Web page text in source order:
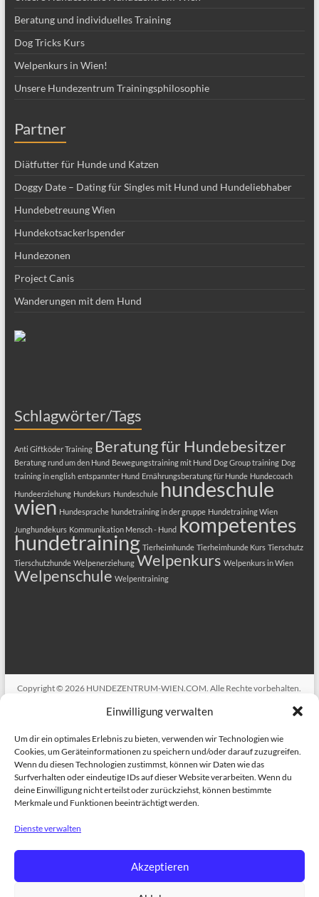
Einwilligung verwalten
Um dir ein optimales Erlebnis zu bieten, verwenden wir Technologien wie
Cookies, um Geräteinformationen zu speichern und/oder darauf zuzugreifen.
Wenn du diesen Technologien zustimmst, können wir Daten wie das
Surfverhalten oder eindeutige IDs auf dieser Website verarbeiten. Wenn du
deine Einwilligung nicht erteilst oder zurückziehst, können bestimmte
Merkmale und Funktionen beeinträchtigt werden.
Dienste verwalten
Akzeptieren
Beratung und individuelles Training
Dog Tricks Kurs
Welpenkurs in Wien!
Unsere Hundezentrum Trainingsphilosophie
Partner
Diätfutter für Hunde und Katzen
Doggy Date – Dating für Singles mit Hund und Hundeliebhaber
Hundebetreuung Wien
Hundekotsackerlspender
Hundezonen
Project Canis
Wanderungen mit dem Hund
Schlagwörter/Tags
Anti Giftköder Training Beratung für Hundebesitzer
Beratung rund um den Hund Bewegungstraining mit Hund Dog Group training Dog
training in english entspannter Hund Ernährungsberatung für Hunde Hundecoach
Hundeerziehung Hundekurs Hundeschule hundeschule
wien Hundesprache hundetraining in der gruppe Hundetraining Wien
Junghundekurs Kommunikation Mensch - Hund kompetentes
hundetraining Tierheimhunde Tierheimhunde Kurs Tierschutz
Tierschutzhunde Welpenerziehung Welpenkurs Welpenkurs in Wien
Welpenschule Welpentraining
Copyright © 2026 HUNDEZENTRUM-WIEN.COM. Alle Rechte vorbehalten.
HUNDEKURSE Welpenkurs in Wien
English
Therapiehundeausbildung BESCHÄFTIGUNGSKURSE
Dogs
Tricks Kurs
Train the brain
Hundefitness – Bewegungstraining
GESUNDHEIT
BIORESONANZ
Medical Training für Hunde
EINZELTRAINING
Einzeltraining für Hunde ÜBER UNS
TRAINER
TEAM
DCE – Dog Competence Education Project Canis